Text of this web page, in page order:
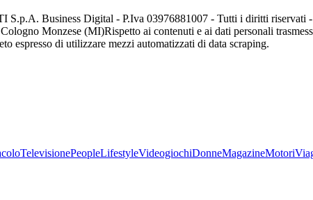
S.p.A. Business Digital - P.Iva 03976881007 - Tutti i diritti riservati
Monzese (MI)Rispetto ai contenuti e ai dati personali
espresso di utilizzare mezzi automatizzati di data scraping.
TelevisionePeopleLifestyleVideogiochiDonneMagazineMotori